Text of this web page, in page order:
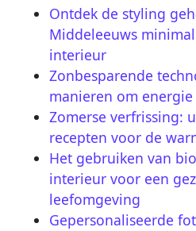
Ontdek de styling
Middeleeuws
interieur
Zonbesparende
manieren om
Zomerse verfrissing:
recepten voor de
Het gebruiken van
interieur voor een
leefomgeving
Gepersonaliseerde